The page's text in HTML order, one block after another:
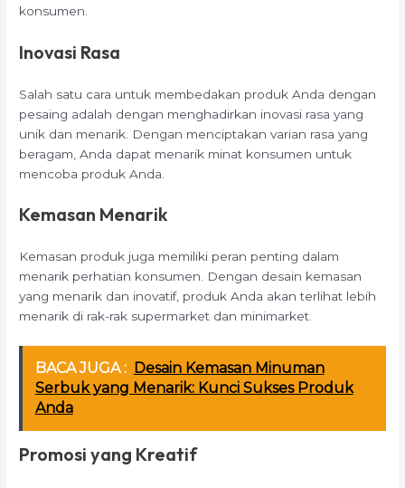
konsumen.
Inovasi Rasa
Salah satu cara untuk membedakan produk Anda dengan
pesaing adalah dengan menghadirkan inovasi rasa yang
unik dan menarik. Dengan menciptakan varian rasa yang
beragam, Anda dapat menarik minat konsumen untuk
mencoba produk Anda.
Kemasan Menarik
Kemasan produk juga memiliki peran penting dalam
menarik perhatian konsumen. Dengan desain kemasan
yang menarik dan inovatif, produk Anda akan terlihat lebih
menarik di rak-rak supermarket dan minimarket.
BACA JUGA : Desain Kemasan Minuman
Serbuk yang Menarik: Kunci Sukses Produk
Anda
Promosi yang Kreatif